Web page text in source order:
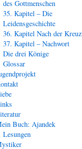
des Gottmenschen
35. Kapitel – Die
Leidensgeschichte
36. Kapitel Nach der
37. Kapitel – Nachwort
Die drei Könige
Glossar
Buch: Ajandek
Lesungen